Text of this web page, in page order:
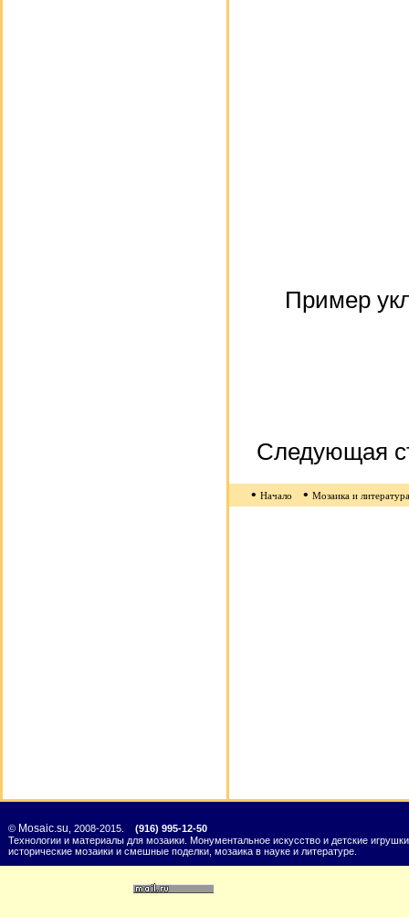
Пример
Следующая
• Начало • Мозаика и литература
© Mosaic.su , 2008-2015. (916) 995-12-50
Технологии и материалы для мозаики. Монументальное искусство и детские
исторические мозаики и смешные поделки, мозаика в науке и литературе.